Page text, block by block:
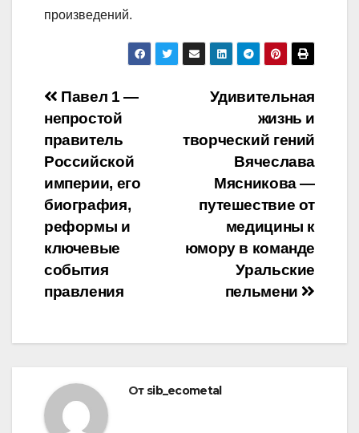
произведений.
Навигация
по
записям
Удивительная
жизнь и
творческий гений
Вячеслава
Мясникова —
путешествие от
медицины к
юмору в команде
Уральские
пельмени
Павел 1 —
непростой
правитель
Российской
империи, его
биография,
реформы и
ключевые
события
правления
От sib_ecometal